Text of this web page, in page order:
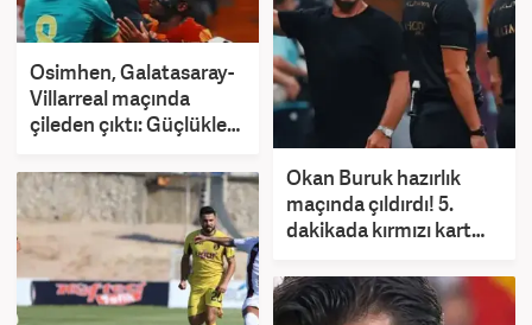
Osimhen, Galatasaray-
Villarreal maçında
çileden çıktı: Güçlükle
Okan Buruk hazırlık
maçında çıldırdı! 5.
dakikada kırmızı kart